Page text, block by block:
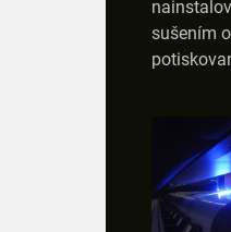
sušením